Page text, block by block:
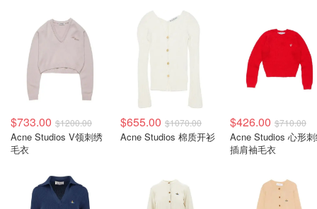
$733.00 $1200.00
Acne Studios V领刺绣
毛衣
$655.00 $1070.00
Acne Studios 棉质开衫
$426.00 $710.00
Acne Studios 心形
插肩袖毛衣